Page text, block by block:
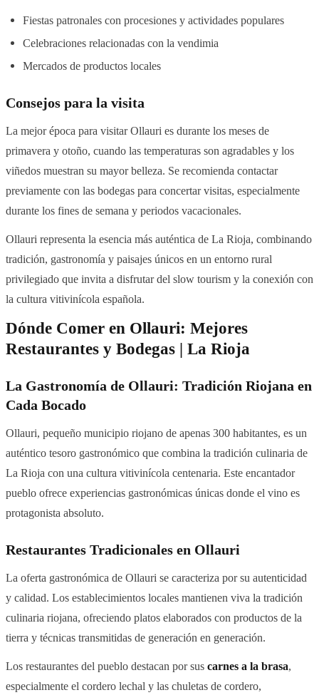
Fiestas patronales con procesiones y actividades populares
Celebraciones relacionadas con la vendimia
Mercados de productos locales
Consejos para la visita
La mejor época para visitar Ollauri es durante los meses de
primavera y otoño, cuando las temperaturas son agradables y los
viñedos muestran su mayor belleza. Se recomienda contactar
previamente con las bodegas para concertar visitas, especialmente
durante los fines de semana y periodos vacacionales.
Ollauri representa la esencia más auténtica de La Rioja, combinando
tradición, gastronomía y paisajes únicos en un entorno rural
privilegiado que invita a disfrutar del slow tourism y la conexión con
la cultura vitivinícola española.
Dónde Comer en Ollauri: Mejores
Restaurantes y Bodegas | La Rioja
La Gastronomía de Ollauri: Tradición Riojana en
Cada Bocado
Ollauri, pequeño municipio riojano de apenas 300 habitantes, es un
auténtico tesoro gastronómico que combina la tradición culinaria de
La Rioja con una cultura vitivinícola centenaria. Este encantador
pueblo ofrece experiencias gastronómicas únicas donde el vino es
protagonista absoluto.
Restaurantes Tradicionales en Ollauri
La oferta gastronómica de Ollauri se caracteriza por su autenticidad
y calidad. Los establecimientos locales mantienen viva la tradición
culinaria riojana, ofreciendo platos elaborados con productos de la
tierra y técnicas transmitidas de generación en generación.
Los restaurantes del pueblo destacan por sus carnes a la brasa,
especialmente el cordero lechal y las chuletas de cordero,